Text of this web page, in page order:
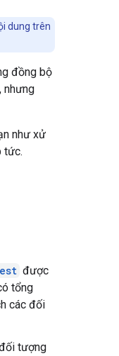
dung trên
đồng bộ
nhưng
như xử
tức.
được
tổng
các đối
tượng